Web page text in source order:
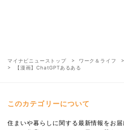
マイナビニューストップ ワーク＆ライフ
【漫画】ChatGPTあるある
このカテゴリーについて
住まいや暮らしに関する最新情報をお